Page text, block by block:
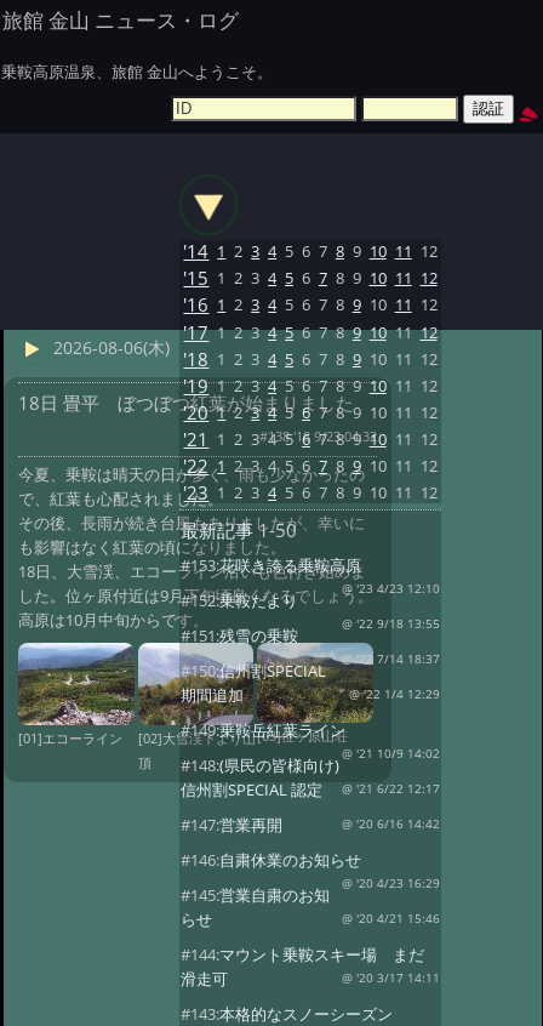
旅館 金山 ニュース・ログ
乗鞍高原温泉、旅館 金山へようこそ。
2026-08-06(木)
18日 畳平 ぼつぼつ紅葉が始まりました
#138 '18 9/23 04:32
今夏、乗鞍は晴天の日が多く、雨も少なかったの
で、紅葉も心配されました。
その後、長雨が続き台風もありましたが、幸いに
も影響はなく紅葉の頃になりました。
18日、大雪渓、エコーライン沿いも色付き始めま
した。位ヶ原付近は9月下旬頃良くなるでしょう。
高原は10月中旬からです。
[01]エコーライン
[02]大雪渓下より山
頂
[03]位ヶ原山荘
'14 1 2 3 4 5 6 7 8 9 10 11 12
'15 1 2 3 4 5 6 7 8 9 10 11 12
'16 1 2 3 4 5 6 7 8 9 10 11 12
'17 1 2 3 4 5 6 7 8 9 10 11 12
'18 1 2 3 4 5 6 7 8 9 10 11 12
'19 1 2 3 4 5 6 7 8 9 10 11 12
'20 1 2 3 4 5 6 7 8 9 10 11 12
'21 1 2 3 4 5 6 7 8 9 10 11 12
'22 1 2 3 4 5 6 7 8 9 10 11 12
'23 1 2 3 4 5 6 7 8 9 10 11 12
最新記事 1-50
#153:花咲き誇る乗鞍高原
@ '23 4/23 12:10
#152:乗鞍だより
@ '22 9/18 13:55
#151:残雪の乗鞍
@ '22 7/14 18:37
#150:信州割SPECIAL
期間追加
@ '22 1/4 12:29
#149:乗鞍岳紅葉ライン
@ '21 10/9 14:02
#148:(県民の皆様向け)
信州割SPECIAL 認定
@ '21 6/22 12:17
#147:営業再開 @ '20 6/16 14:42
#146:自粛休業のお知らせ
@ '20 4/23 16:29
#145:営業自粛のお知
らせ
@ '20 4/21 15:46
#144:マウント乗鞍スキー場 まだ
滑走可
@ '20 3/17 14:11
#143:本格的なスノーシーズン